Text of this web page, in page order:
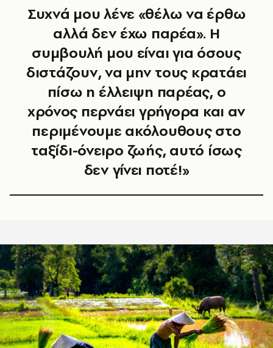
Συχνά μου λένε «θέλω να έρθω
αλλά δεν έχω παρέα». Η
συμβουλή μου είναι για όσους
διστάζουν, να μην τους κρατάει
πίσω η έλλειψη παρέας, ο
χρόνος περνάει γρήγορα και αν
περιμένουμε ακόλουθους στο
ταξίδι-όνειρο ζωής, αυτό ίσως
δεν γίνει ποτέ!»